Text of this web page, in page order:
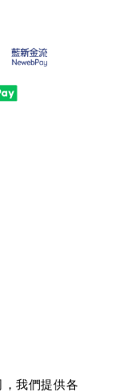
我們提供各